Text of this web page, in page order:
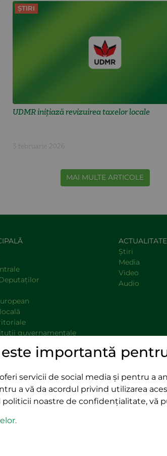
ȘTIRI
UDMR inițiază revizuirea taxelor locale
3 februarie 2026
MAI MULTE ARTICOLE
guvernamentale
ACTUALITATE
Știri
Media
Video
Audio
nr. 41
321
400489 Cluj-
importantă
servicii de social media și pentru a
a vă da acordul privind utilizarea
noastre de confidențialitate, vă